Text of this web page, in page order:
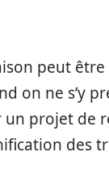
peut
on ne s’y
projet de
des